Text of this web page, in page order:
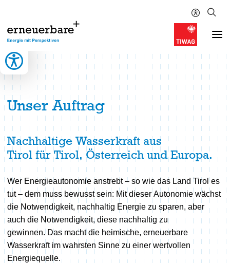
Neuigkeiten
Unser Plus
Energiewende
Ansporn
Energie
Europas Energiewende
Energieglossar
Wasserkraft
Wasserkrafttechnik
Wasserkreislauf
Gut zu wissen
Erleben
Unser Auftrag
Nachhaltige Wasserkraft aus
Tirol für Tirol, Österreich und Europa.
Wer Energieautonomie anstrebt – so wie das Land Tirol es
tut – dem muss bewusst sein: Mit dieser Autonomie wächst
die Notwendigkeit, nachhaltig Energie zu sparen, aber
auch die Notwendigkeit, diese nachhaltig zu
gewinnen. Das macht die heimische, erneuerbare
Wasserkraft im wahrsten Sinne zu einer wertvollen
Energiequelle.